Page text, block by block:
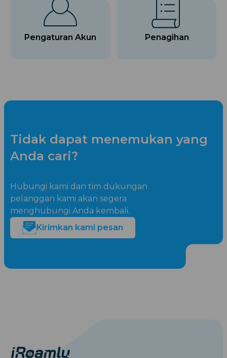
Pengaturan Akun Penagihan
Tidak dapat menemukan yang
Anda cari?
Hubungi kami dan tim dukungan
pelanggan kami akan segera
menghubungi Anda kembali.
Kirimkan kami pesan